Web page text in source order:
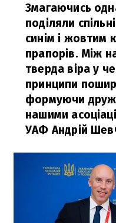
Змагаючись
поділяли
синім і жовтим
прапорів. Між
тверда віра у
принципи
формуючи
нашими
УАФ Андрій